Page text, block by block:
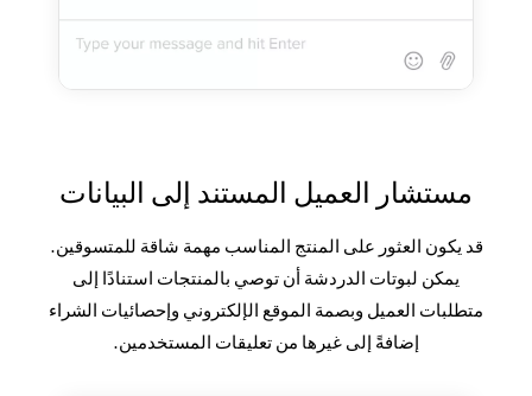
مستشار العميل المستند إلى البيانات
قد يكون العثور على المنتج المناسب مهمة شاقة للمتسوقين.
يمكن لبوتات الدردشة أن توصي بالمنتجات استنادًا إلى
متطلبات العميل وبصمة الموقع الإلكتروني وإحصائيات الشراء
إضافةً إلى غيرها من تعليقات المستخدمين.